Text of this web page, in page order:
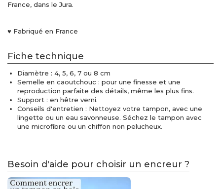
France, dans le Jura.
♥ Fabriqué en France
Fiche technique
Diamètre : 4, 5, 6, 7 ou 8 cm
Semelle en caoutchouc : pour une finesse et une
reproduction parfaite des détails, même les plus fins.
Support : en hêtre verni.
Conseils d'entretien : Nettoyez votre tampon, avec une
lingette ou un eau savonneuse. Séchez le tampon avec
une microfibre ou un chiffon non pelucheux.
Besoin d'aide pour choisir un encreur ?